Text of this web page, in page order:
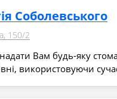
Соболевського
150/2
Вам будь-яку
використовуючи